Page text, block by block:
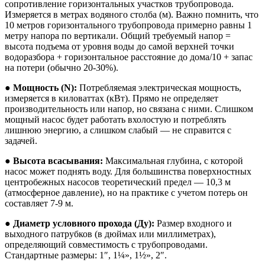
сопротивление горизонтальных участков трубопровода.
Измеряется в метрах водяного столба (м). Важно помнить, что
10 метров горизонтального трубопровода примерно равны 1
метру напора по вертикали. Общий требуемый напор =
высота подъема от уровня воды до самой верхней точки
водоразбора + горизонтальное расстояние до дома/10 + запас
на потери (обычно 20-30%).
● Мощность (N): Потребляемая электрическая мощность,
измеряется в киловаттах (кВт). Прямо не определяет
производительность или напор, но связана с ними. Слишком
мощный насос будет работать вхолостую и потреблять
лишнюю энергию, а слишком слабый — не справится с
задачей.
● Высота всасывания: Максимальная глубина, с которой
насос может поднять воду. Для большинства поверхностных
центробежных насосов теоретический предел — 10,3 м
(атмосферное давление), но на практике с учетом потерь он
составляет 7-9 м.
● Диаметр условного прохода (Ду): Размер входного и
выходного патрубков (в дюймах или миллиметрах),
определяющий совместимость с трубопроводами.
Стандартные размеры: 1″, 1¼», 1½», 2″.